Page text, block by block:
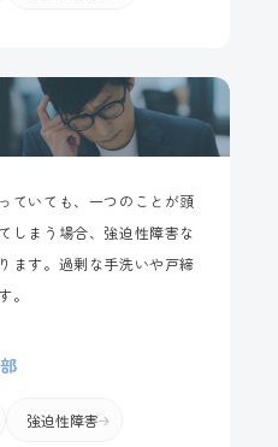
ていても、一つのことが頭
しまう場合、強迫性障害な
ます。過剰な手洗いや戸締
。
強迫性障害